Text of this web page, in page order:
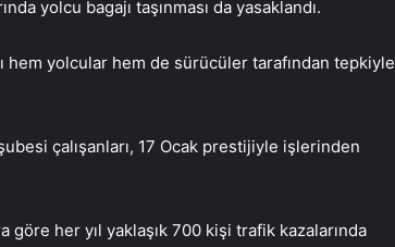
yolcu bagajı taşınması da yasaklandı.
hem yolcular hem de sürücüler tarafından tepkiyle
çalışanları, 17 Ocak prestijiyle işlerinden
göre her yıl yaklaşık 700 kişi trafik kazalarında